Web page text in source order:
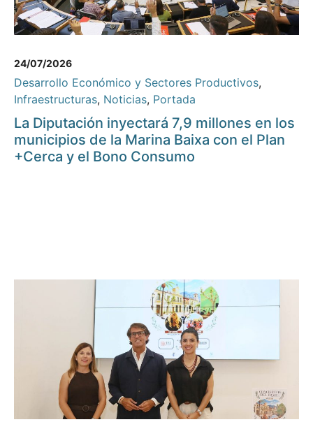
24/07/2026
Desarrollo Económico y Sectores Productivos,
Infraestructuras, Noticias, Portada
La Diputación inyectará 7,9 millones en los
municipios de la Marina Baixa con el Plan
+Cerca y el Bono Consumo